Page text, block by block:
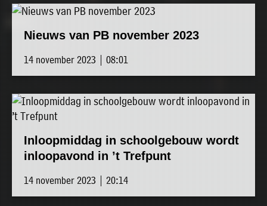
Nieuws van PB november 2023
14 november 2023 | 08:01
Inloopmiddag in schoolgebouw wordt
inloopavond in ’t Trefpunt
14 november 2023 | 20:14